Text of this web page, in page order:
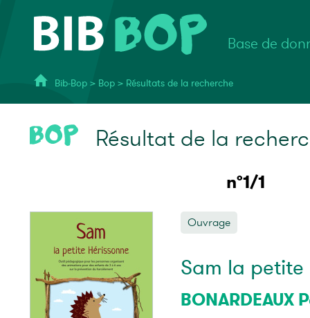
Base de
Bib-Bop > Bop > Résultats de la recherche
Résultat de la
n°1/1
Ouvrage
Sam la
BONARDEAUX